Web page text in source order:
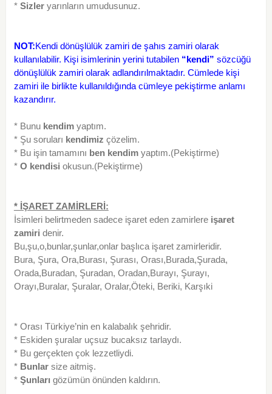
*Sizleryarınların umudusunuz.
NOT:Kendi dönüşlülük zamiri de şahıs zamiri olarak
kullanılabilir. Kişi isimlerinin yerini tutabilen “kendi” sözcüğü
dönüşlülük zamiri olarak adlandırılmaktadır. Cümlede kişi
zamiri ile birlikte kullanıldığında cümleye pekiştirme anlamı
kazandırır.
* Bunu kendimyaptım.
* Şu soruları kendimiz çözelim.
* Bu işin tamamını ben kendimyaptım.(Pekiştirme)
*O kendisi okusun.(Pekiştirme)
* İŞARET ZAMİRLERİ:
İsimleri belirtmeden sadece işaret eden zamirlere işaret
zamiri denir.
Bu,şu,o,bunlar,şunlar,onlar başlıca işaret zamirleridir.
Bura, Şura, Ora,Burası, Şurası, Orası,Burada,Şurada,
Orada,Buradan, Şuradan, Oradan,Burayı, Şurayı,
Orayı,Buralar, Şuralar, Oralar,Öteki, Beriki, Karşıki
* Orası Türkiye’nin en kalabalık şehridir.
* Eskiden şuralar uçsuz bucaksız tarlaydı.
* Bu gerçekten çok lezzetliydi.
*Bunlarsize aitmiş.
*Şunları gözümün önünden kaldırın.